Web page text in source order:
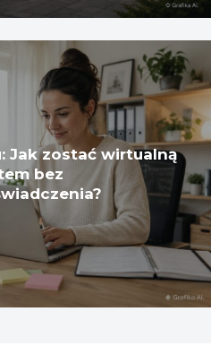
Jak zostać wirtualną
bez